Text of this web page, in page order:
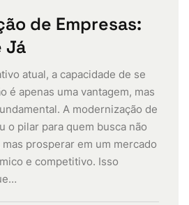
de Empresas:
Já
atual, a capacidade de se
é apenas uma vantagem, mas
A modernização de
o pilar para quem busca não
prosperar em um mercado
e competitivo. Isso